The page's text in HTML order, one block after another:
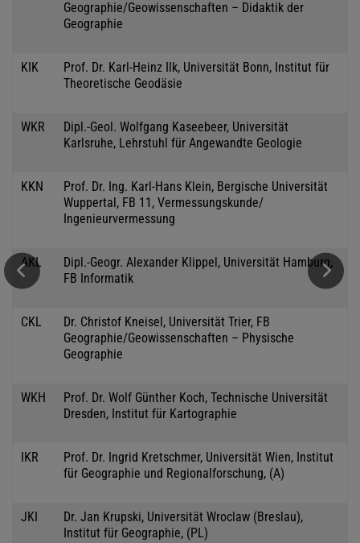
Geographie/Geowissenschaften – Didaktik der
Geographie
KIK
Prof. Dr. Karl-Heinz Ilk, Universität Bonn, Institut für
Theoretische Geodäsie
WKR
Dipl.-Geol. Wolfgang Kaseebeer, Universität
Karlsruhe, Lehrstuhl für Angewandte Geologie
KKN
Prof. Dr. Ing. Karl-Hans Klein, Bergische Universität
Wuppertal, FB 11, Vermessungskunde/
Ingenieurvermessung
AKL
Dipl.-Geogr. Alexander Klippel, Universität Hamburg,
FB Informatik
CKL
Dr. Christof Kneisel, Universität Trier, FB
Geographie/Geowissenschaften – Physische
Geographie
WKH
Prof. Dr. Wolf Günther Koch, Technische Universität
Dresden, Institut für Kartographie
IKR
Prof. Dr. Ingrid Kretschmer, Universität Wien, Institut
für Geographie und Regionalforschung, (A)
JKI
Dr. Jan Krupski, Universität Wroclaw (Breslau),
Institut für Geographie, (PL)